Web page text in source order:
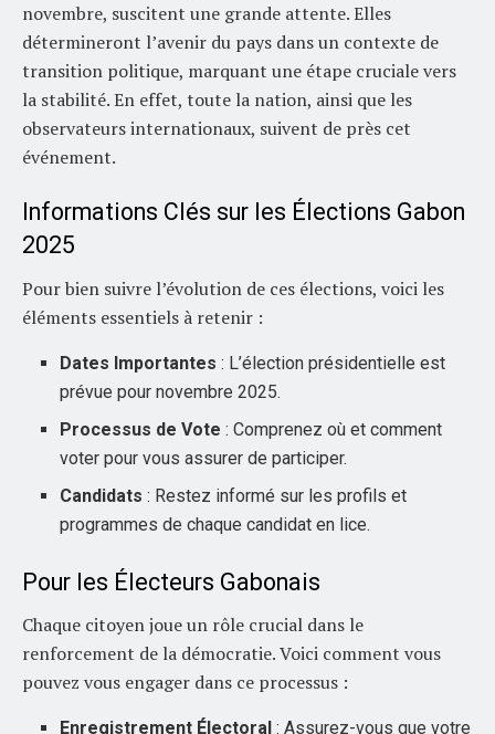
novembre, suscitent une grande attente. Elles
détermineront l’avenir du pays dans un contexte de
transition politique, marquant une étape cruciale vers
la stabilité. En effet, toute la nation, ainsi que les
observateurs internationaux, suivent de près cet
événement.
Informations Clés sur les Élections Gabon
2025
Pour bien suivre l’évolution de ces élections, voici les
éléments essentiels à retenir :
Dates Importantes : L’élection présidentielle est
prévue pour novembre 2025.
Processus de Vote : Comprenez où et comment
voter pour vous assurer de participer.
Candidats : Restez informé sur les profils et
programmes de chaque candidat en lice.
Pour les Électeurs Gabonais
Chaque citoyen joue un rôle crucial dans le
renforcement de la démocratie. Voici comment vous
pouvez vous engager dans ce processus :
Enregistrement Électoral : Assurez-vous que votre